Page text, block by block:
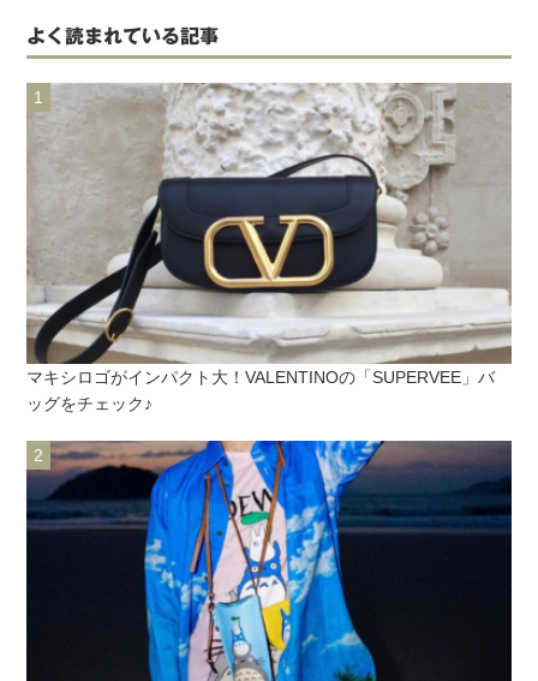
よく読まれている記事
マキシロゴがインパクト大！VALENTINOの「SUPERVEE」バ
ッグをチェック♪